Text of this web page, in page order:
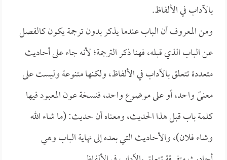
بالآداب في الألفاظ.
ومن المعروف أن الباب عندما يذكر بدون ترجمة يكون كالفصل
عن الباب الذي قبله، فهنا ذكر الترجمة؛ لأنه جاء على أحاديث
متعددة تتعلق بالآداب في الألفاظ، ولكنها متنوعة وليست على
معنىً واحد، أو على موضوع واحد، فنسخة عون المعبود فيها
كلمة باب قبل هذا الحديث، ومعناه أن حديث: (ما شاء الله
وشاء فلان)، والأحاديث التي بعده إلى نهاية الباب وهي